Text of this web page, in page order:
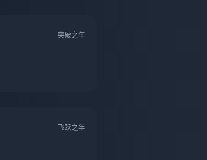
突破之年
飞跃之年